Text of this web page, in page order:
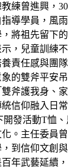
練曾進興，
導學員，風
將祖先留下
，兒童訓練
責任感與團
的雙斧平安
斧護我身、
信仰融入日
開發活動T恤
。主任委員
到信仰文創
年武藝延續